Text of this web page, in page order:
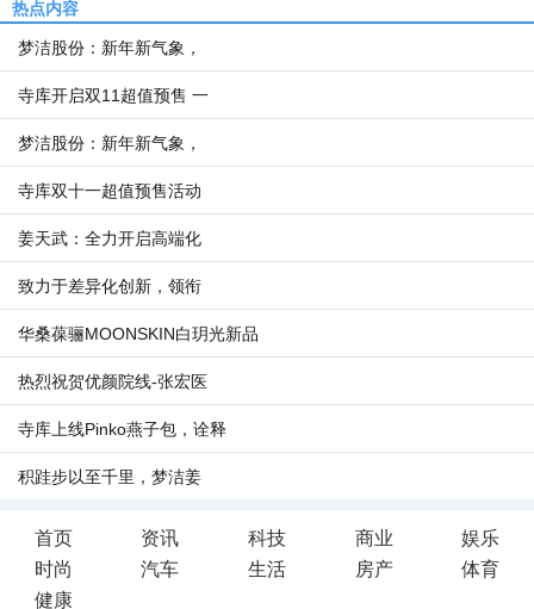
热点内容
梦洁股份：新年新气象，
寺库开启双11超值预售 一
梦洁股份：新年新气象，
寺库双十一超值预售活动
姜天武：全力开启高端化
致力于差异化创新，领衔
华桑葆骊MOONSKIN白玥光新品
热烈祝贺优颜院线-张宏医
寺库上线Pinko燕子包，诠释
积跬步以至千里，梦洁姜
首页 资讯 科技 商业
娱乐
时尚
汽车 生活 房产
体育
健康